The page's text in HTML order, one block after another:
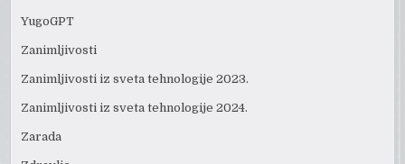
YugoGPT
Zanimljivosti
Zanimljivosti iz sveta tehnologije 2023.
Zanimljivosti iz sveta tehnologije 2024.
Zarada